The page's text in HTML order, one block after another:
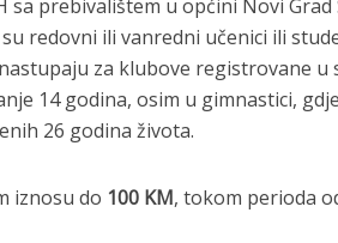
sa prebivalištem u općini Novi Grad
redovni ili vanredni učenici ili
za klubove registrovane u
14 godina, osim u gimnastici,
26 godina života.
iznosu do 100 KM, tokom perioda